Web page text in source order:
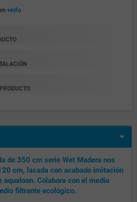
+info
de 350 cm serie Wet Madera nos
cm, lacada con acabado imitación
aqualoon. Colabora con el medio
filtrante ecológico.